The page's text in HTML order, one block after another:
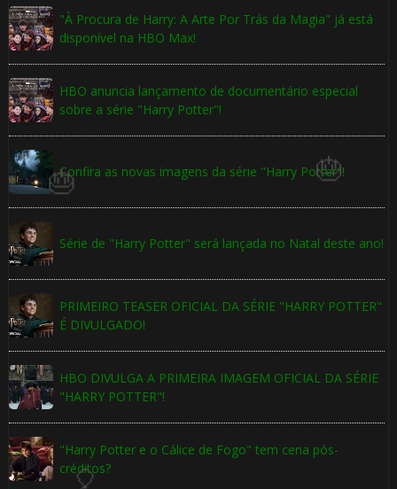
"À Procura de Harry: A Arte Por Trás da Magia" já está
disponível na HBO Max!
HBO anuncia lançamento de documentário especial
sobre a série "Harry Potter"!
Confira as novas imagens da série "Harry Potter"!
Série de "Harry Potter" será lançada no Natal deste ano!
PRIMEIRO TEASER OFICIAL DA SÉRIE "HARRY POTTER"
É DIVULGADO!
HBO DIVULGA A PRIMEIRA IMAGEM OFICIAL DA SÉRIE
"HARRY POTTER"!
"Harry Potter e o Cálice de Fogo" tem cena pós-
créditos?
🎈
🎈
🎈